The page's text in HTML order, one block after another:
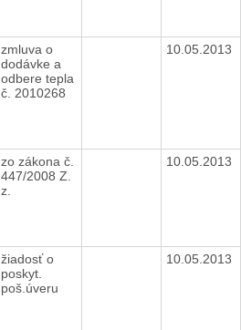
zmluva o
dodávke a
odbere tepla
č. 2010268
10.05.2013
zo zákona č.
447/2008 Z.
z.
10.05.2013
žiadosť o
poskyt.
poš.úveru
10.05.2013